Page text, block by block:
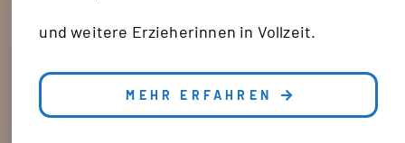
und weitere Erzieherinnen in Vollzeit.
MEHR ERFAHREN